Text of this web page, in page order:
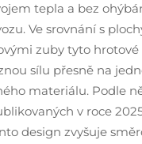
tepla a bez
Ve srovnání s
zuby tyto
sílu přesně na
materiálu. Podle
v roce
design zvyšuje